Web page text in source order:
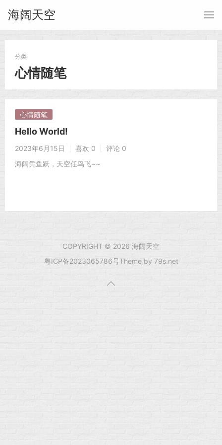
海阔天空
分类
心情随笔
心情随笔
Hello World!
2023年6月15日 喜欢 0
评论 0
海阔凭鱼跃，天空任鸟飞~~
COPYRIGHT © 2026 海阔天空
粤ICP备2023065786号Theme by 79s.net